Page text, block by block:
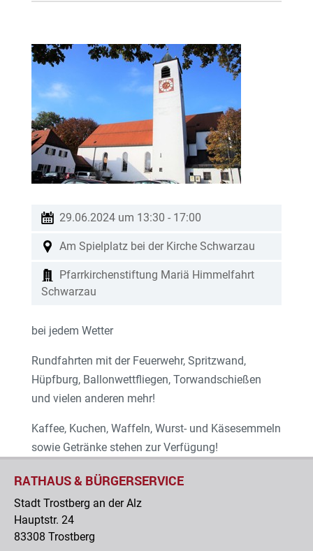
29.06.2024 um 13:30 - 17:00
Am Spielplatz bei der Kirche Schwarzau
Pfarrkirchenstiftung Mariä Himmelfahrt
Schwarzau
bei jedem Wetter
Rundfahrten mit der Feuerwehr, Spritzwand,
Hüpfburg, Ballonwettfliegen, Torwandschießen
und vielen anderen mehr!
Kaffee, Kuchen, Waffeln, Wurst- und Käsesemmeln
sowie Getränke stehen zur Verfügung!
RATHAUS & BÜRGERSERVICE
Stadt Trostberg an der Alz
Hauptstr. 24
83308 Trostberg